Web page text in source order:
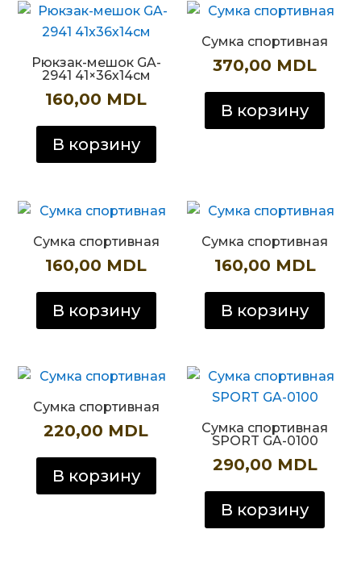
Рюкзак-мешок GA-
2941 41×36х14см
160,00 MDL
В корзину
Сумка спортивная
370,00 MDL
В корзину
Сумка спортивная
160,00 MDL
В корзину
Сумка спортивная
160,00 MDL
В корзину
Сумка спортивная
220,00 MDL
В корзину
Сумка спортивная
SPORT GA-0100
290,00 MDL
В корзину